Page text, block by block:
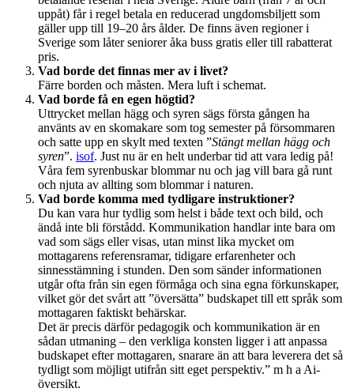
uppåt) får i regel betala en reducerad ungdomsbiljett som
gäller upp till 19–20 års ålder. De finns även regioner i
Sverige som låter seniorer åka buss gratis eller till rabatterat
pris.
Vad borde det finnas mer av i livet?
Färre borden och måsten. Mera luft i schemat.
Vad borde få en egen högtid?
Uttrycket mellan hägg och syren sägs första gången ha
använts av en skomakare som tog semester på försommaren
och satte upp en skylt med texten ”Stängt mellan hägg och
syren”. isof. Just nu är en helt underbar tid att vara ledig på!
Våra fem syrenbuskar blommar nu och jag vill bara gå runt
och njuta av allting som blommar i naturen.
Vad borde komma med tydligare instruktioner?
Du kan vara hur tydlig som helst i både text och bild, och
ändå inte bli förstådd. Kommunikation handlar inte bara om
vad som sägs eller visas, utan minst lika mycket om
mottagarens referensramar, tidigare erfarenheter och
sinnesstämning i stunden. Den som sänder informationen
utgår ofta från sin egen förmåga och sina egna förkunskaper,
vilket gör det svårt att ”översätta” budskapet till ett språk som
mottagaren faktiskt behärskar.
Det är precis därför pedagogik och kommunikation är en
sådan utmaning – den verkliga konsten ligger i att anpassa
budskapet efter mottagaren, snarare än att bara leverera det så
tydligt som möjligt utifrån sitt eget perspektiv.” m h a Ai-
översikt.